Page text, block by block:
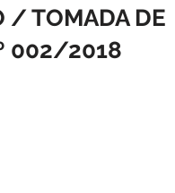
/ TOMADA DE
002/2018